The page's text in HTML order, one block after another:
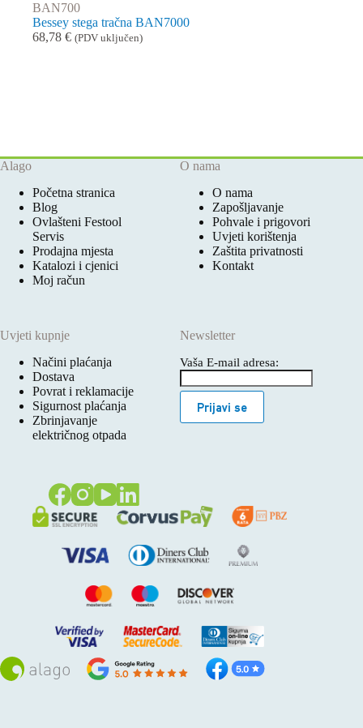
BAN700
Bessey stega tračna BAN7000
68,78 € (PDV uključen)
Alago
Početna stranica
Blog
Ovlašteni Festool
Servis
Prodajna mjesta
Katalozi i cjenici
Moj račun
O nama
O nama
Zapošljavanje
Pohvale i prigovori
Uvjeti korištenja
Zaštita privatnosti
Kontakt
Uvjeti kupnje
Načini plaćanja
Dostava
Povrat i reklamacije
Sigurnost plaćanja
Zbrinjavanje
električnog otpada
Newsletter
Vaša E-mail adresa:
Prijavi se